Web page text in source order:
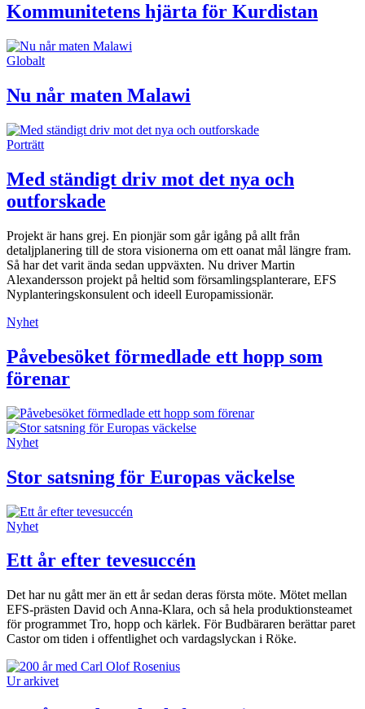
Kommunitetens hjärta för Kurdistan
Globalt
Nu når maten Malawi
Porträtt
Med ständigt driv mot det nya och
outforskade
Projekt är hans grej. En pionjär som går igång på allt från
detaljplanering till de stora visionerna om ett oanat mål längre fram.
Så har det varit ända sedan uppväxten. Nu driver Martin
Alexandersson projekt på heltid som församlingsplanterare, EFS
Nyplanteringskonsulent och ideell Europamissionär.
Nyhet
Påvebesöket förmedlade ett hopp som
förenar
Nyhet
Stor satsning för Europas väckelse
Nyhet
Ett år efter tevesuccén
Det har nu gått mer än ett år sedan deras första möte. Mötet mellan
EFS-prästen David och Anna-Klara, och så hela produktionsteamet
för programmet Tro, hopp och kärlek. För Budbäraren berättar paret
Castor om tiden i offentlighet och vardagslyckan i Röke.
Ur arkivet